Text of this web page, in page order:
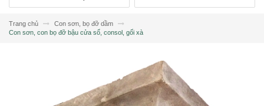
Trang chủ
Con sơn, bọ đỡ dầm
Con sơn, con bọ đỡ bậu cửa sổ, consol, gối xà